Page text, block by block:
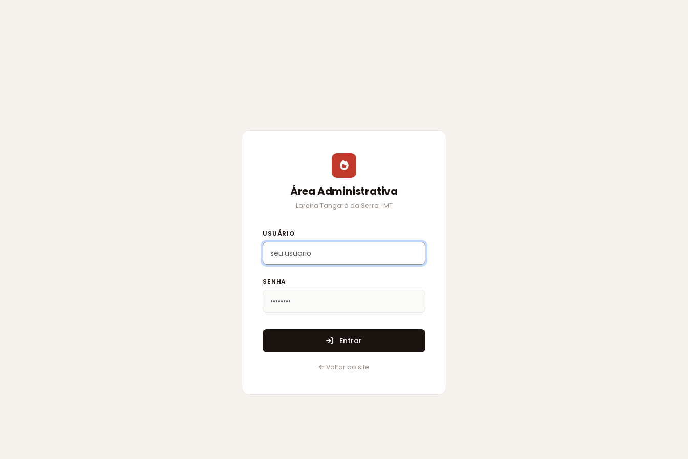
Área Administrativa
Lareira Tangará da Serra · MT
USUÁRIO
SENHA
Entrar
Voltar ao site